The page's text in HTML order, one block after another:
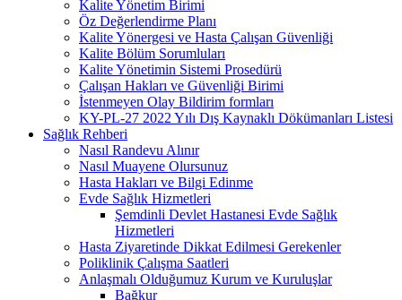
Kalite Yönetim Birimi
Öz Değerlendirme Planı
Kalite Yönergesi ve Hasta Çalışan Güvenliği
Kalite Bölüm Sorumluları
Kalite Yönetimin Sistemi Prosedürü
Çalışan Hakları ve Güvenliği Birimi
İstenmeyen Olay Bildirim formları
KY-PL-27 2022 Yılı Dış Kaynaklı Dökümanları Listesi
Sağlık Rehberi
Nasıl Randevu Alınır
Nasıl Muayene Olursunuz
Hasta Hakları ve Bilgi Edinme
Evde Sağlık Hizmetleri
Şemdinli Devlet Hastanesi Evde Sağlık
Hizmetleri
Hasta Ziyaretinde Dikkat Edilmesi Gerekenler
Poliklinik Çalışma Saatleri
Anlaşmalı Olduğumuz Kurum ve Kuruluşlar
Bağkur